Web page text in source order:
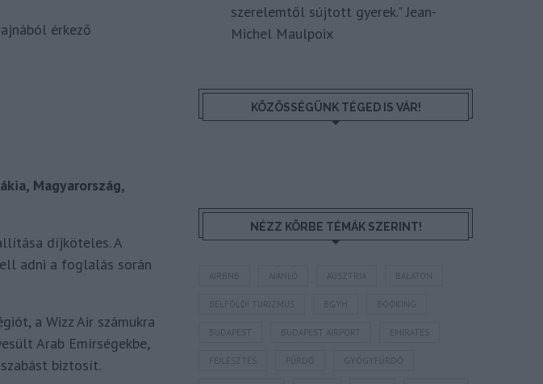
érkező
Magyarország,
díjköteles. A
adni a foglalás során
a Wizz Air számukra
Arab Emírségekbe,
biztosít.
szerelemtől sújtott gyerek." Jean-
Michel Maulpoix
KÖZÖSSÉGÜNK TÉGED IS VÁR!
NÉZZ KÖRBE TÉMÁK SZERINT!
AIRBNB AJÁNLÓ AUSZTRIA BALATON
BELFÖLDI TURIZMUS BGYH BOOKING
BUDAPEST BUDAPEST AIRPORT EMIRATES
FEJLESZTÉS FÜRDŐ GYÓGYFÜRDŐ